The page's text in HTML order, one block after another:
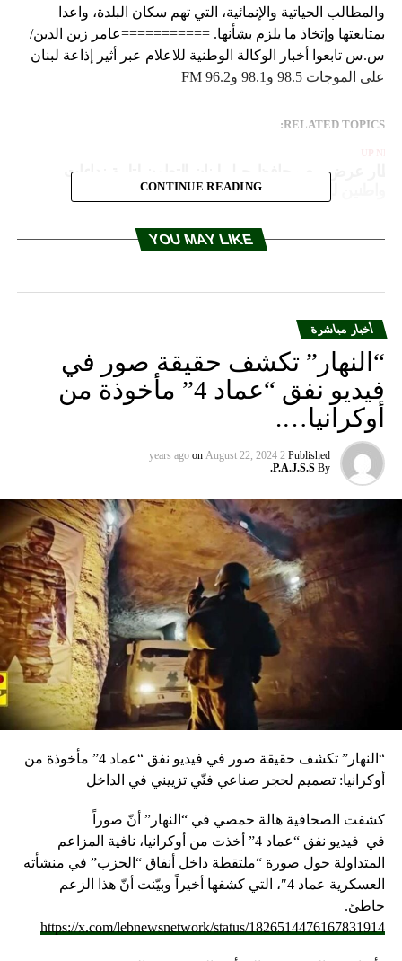
والمطالب الحياتية والإنمائية، التي تهم سكان البلدة، واعدا
بمتابعتها وإتخاذ ما يلزم بشأنها. ===========عامر زين الدين/
س.س تابعوا أخبار الوكالة الوطنية للاعلام عبر أثير إذاعة لبنان
على الموجات 98.5 و98.1 و96.2 FM
RELATED TOPICS:
عرض مع محافظ جبل لبنان التعاون لتلبية نداءات
لإخماد الحرائق
الحزب الاشتراكي يتصدر الانتخابات التشريعية في فنلندا
CONTINUE READING
YOU MAY LIKE
أخبار مباشرة
“النهار” تكشف حقيقة صور في
فيديو نفق “عماد 4” مأخوذة من
أوكرانيا….
Published
2 years ago
on August 22, 2024
By
P.A.J.S.S.
“النهار” تكشف حقيقة صور في فيديو نفق “عماد 4” مأخوذة من
أوكرانيا: تصميم لحجر صناعي فنّي تزييني في الداخل
كشفت الصحافية هالة حمصي في “النهار” أنّ صوراً
في فيديو
نفق “عماد 4” أخذت من أوكرانيا، نافية المزاعم
المتداولة حول صورة “ملتقطة داخل أنفاق “الحزب” في منشأته
العسكرية عماد 4″، التي كشفها أخيراً وبيّنت أنّ هذا الزعم
خاطئ.
https://x.com/lebnewsnetwork/status/1826514476167831914